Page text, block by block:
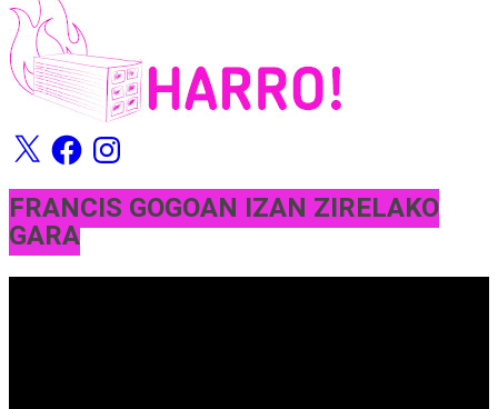
X FacebookInstagram
FRANCIS GOGOAN IZAN ZIRELAKO
GARA